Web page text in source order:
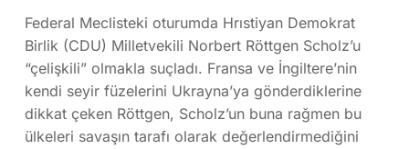
Federal Meclisteki oturumda Hrıstiyan Demokrat
Birlik (CDU) Milletvekili Norbert Röttgen Scholz’u
“çelişkili” olmakla suçladı. Fransa ve İngiltere’nin
kendi seyir füzelerini Ukrayna’ya gönderdiklerine
dikkat çeken Röttgen, Scholz’un buna rağmen bu
ülkeleri savaşın tarafı olarak değerlendirmediğini